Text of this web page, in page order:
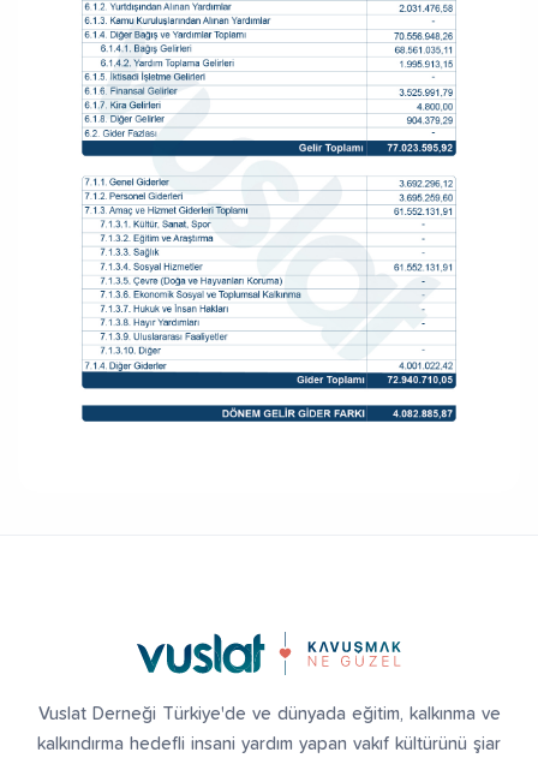
Vuslat Derneği Türkiye'de ve dünyada eğitim, kalkınma ve
kalkındırma hedefli insani yardım yapan vakıf kültürünü şiar